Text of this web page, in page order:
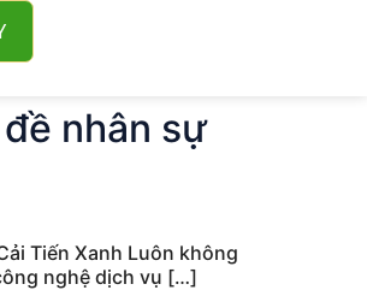
nhân sự
Tiến Xanh Luôn không
nghệ dịch vụ […]